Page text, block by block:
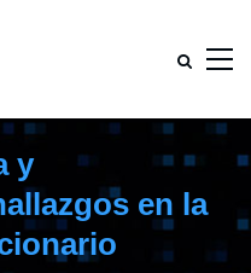
y
en la